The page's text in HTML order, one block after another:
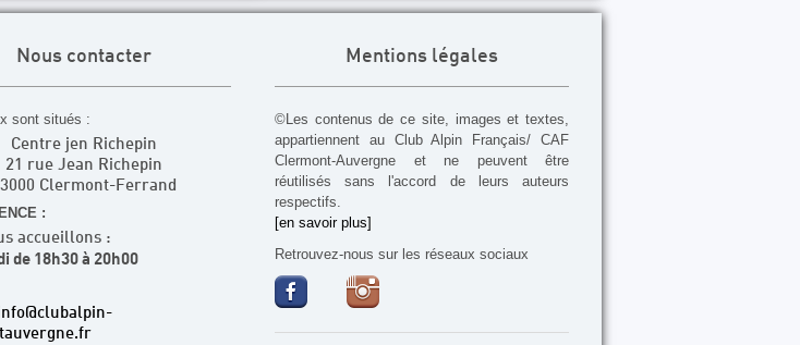
Nous contacter
sont situés :
Centre jen Richepin
21 rue Jean Richepin
Clermont-Ferrand
:
accueillons :
de 18h30 à 20h00
Mentions légales
©Les contenus de ce site, images et textes,
appartiennent au Club Alpin Français/ CAF
Clermont-Auvergne et ne peuvent être
réutilisés sans l'accord de leurs auteurs
respectifs.
[en savoir plus]
Retrouvez-nous sur les réseaux sociaux